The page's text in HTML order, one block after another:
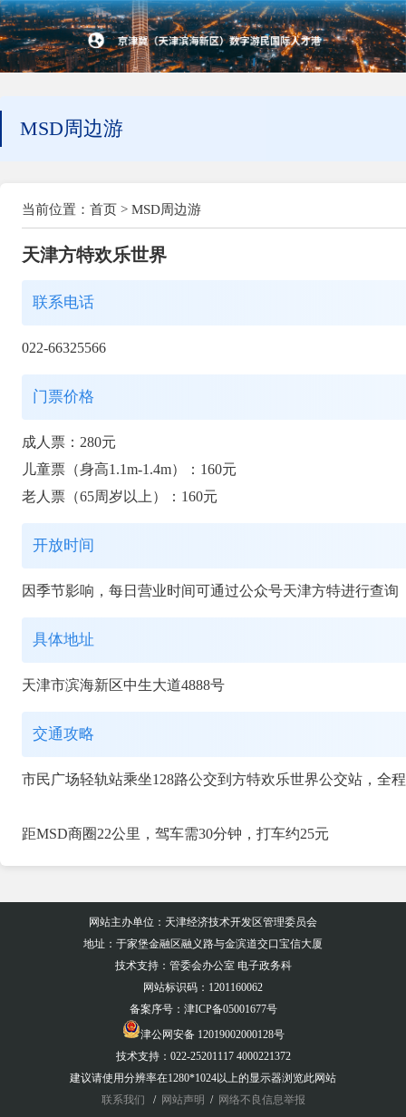
MSD周边游
当前位置： 首页 > MSD周边游
天津方特欢乐世界
联系电话
022-66325566
门票价格
成人票：280元
儿童票（身高1.1m-1.4m）：160元
老人票（65周岁以上）：160元
开放时间
因季节影响，每日营业时间可通过公众号天津方特进行查询
具体地址
天津市滨海新区中生大道4888号
交通攻略
市民广场轻轨站乘坐128路公交到方特欢乐世界公交站，全
距MSD商圈22公里，驾车需30分钟，打车约25元
网站主办单位：天津经济技术开发区管理委员会
地址：于家堡金融区融义路与金滨道交口宝信大厦
技术支持：管委会办公室 电子政务科
网站标识码：1201160062
备案序号： 津ICP备05001677号
津公网安备 12019002000128号
技术支持：022-25201117 4000221372
建议请使用分辨率在1280*1024以上的显示器浏览此网站
联系我们
/ 网站声明 / 网络不良信息举报